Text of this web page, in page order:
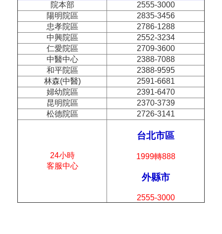
院本部
2555-3000
陽明院區
2835-3456
忠孝院區
2786-1288
中興院區
2552-3234
仁愛院區
2709-3600
中醫中心
2388-7088
和平院區
2388-9595
林森(中醫)
2591-6681
婦幼院區
2391-6470
昆明院區
2370-3739
松德院區
2726-3141
24小時
客服中心
台北市區
1999轉888
外縣市
2555-3000